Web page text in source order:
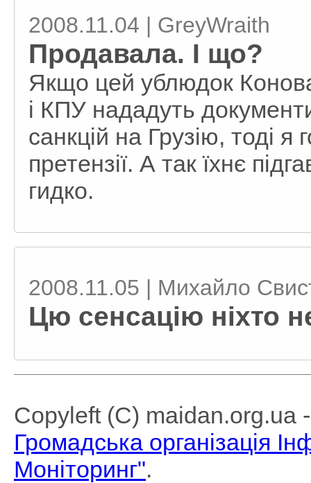
2008.11.04 | GreyWraith
Продавала. І що?
Якщо цей ублюдок
і КПУ нададуть
санкцій на Грузію, тоді я
претензії. А так їхнє
гидко.
2008.11.05 | Михайло
Цю сенсацію ніхто
Copyleft (C) maidan.org.ua
Громадська організація
Моніторинг".